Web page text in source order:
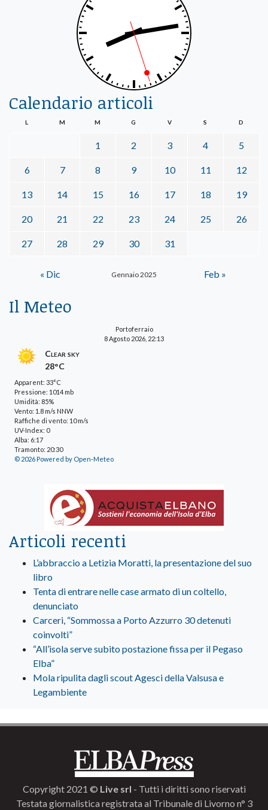
Calendario articoli
Gennaio 2025
L M M G V S D
1 2 3 4 5
6 7 8 9 10 11 12
13 14 15 16 17 18 19
20 21 22 23 24 25 26
27 28 29 30 31
« Dic Feb »
Il Meteo
Portoferraio
8 Agosto 2026, 22:13
Clear sky
28°C
Apparent: 33°C
Pressione: 1014 mb
Umidità: 85%
Vento: 1.8 m/s NNW
Raffiche di vento: 10 m/s
UV-Index: 0
Alba: 6:17
Tramonto: 20:30
© 2026 Powered by Open-Meteo
Articoli recenti
L’abbraccio a Letizia Moratti, la presentazione del suo
libro
Tenta di entrare nelle case armato di un coltello,
denunciato
Carceri, “Sommossa a Porto Azzurro 30 detenuti
coinvolti”
“All’isola serve subito postazione fissa per il Pegaso
Elba”
Mola ripulita dagli scout Agesci della Valsusa e
Legambiente
Copyright 2021 © Live srl - Tutti i diritti sono riservati
Testata giornalistica registrata al Tribunale di Livorno n° 3